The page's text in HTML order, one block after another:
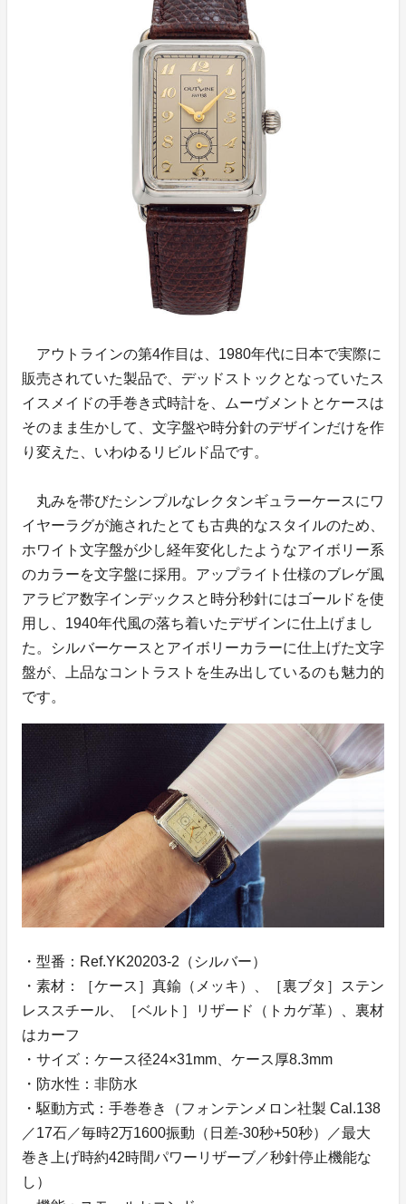
アウトラインの第4作目は、1980年代に日本で実際に
販売されていた製品で、デッドストックとなっていたス
イスメイドの手巻き式時計を、ムーヴメントとケースは
そのまま生かして、文字盤や時分針のデザインだけを作
り変えた、いわゆるリビルド品です。
丸みを帯びたシンプルなレクタンギュラーケースにワ
イヤーラグが施されたとても古典的なスタイルのため、
ホワイト文字盤が少し経年変化したようなアイボリー系
のカラーを文字盤に採用。アップライト仕様のブレゲ風
アラビア数字インデックスと時分秒針にはゴールドを使
用し、1940年代風の落ち着いたデザインに仕上げまし
た。シルバーケースとアイボリーカラーに仕上げた文字
盤が、上品なコントラストを生み出しているのも魅力的
です。
・型番：Ref.YK20203-2（シルバー）
・素材：［ケース］真鍮（メッキ）、［裏ブタ］ステン
レススチール、［ベルト］リザード（トカゲ革）、裏材
はカーフ
・サイズ：ケース径24×31mm、ケース厚8.3mm
・防水性：非防水
・駆動方式：手巻巻き（フォンテンメロン社製 Cal.138
／17石／毎時2万1600振動（日差-30秒+50秒）／最大
巻き上げ時約42時間パワーリザーブ／秒針停止機能な
し）